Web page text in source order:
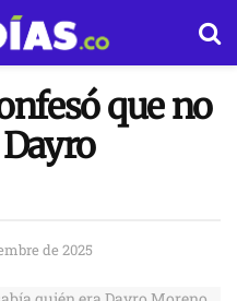
que no
de 2025